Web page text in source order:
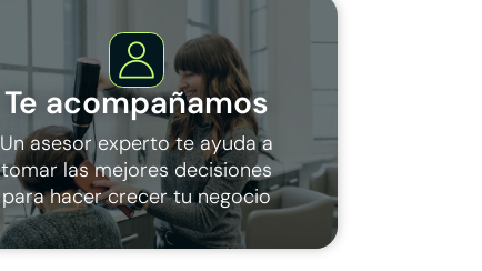
Te acompañamos
Un asesor experto te ayuda a
tomar las mejores decisiones
para hacer crecer tu negocio